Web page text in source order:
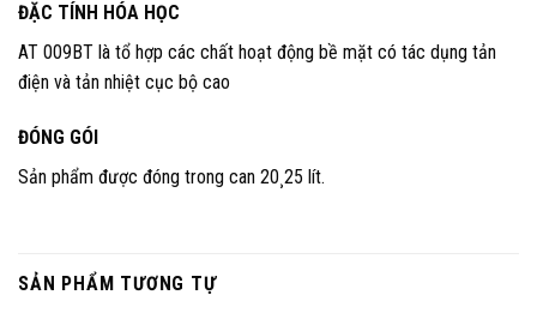
ĐẶC TÍNH HÓA HỌC
AT 009BT là tổ hợp các chất hoạt động bề mặt có tác dụng tản
điện và tản nhiệt cục bộ cao
ĐÓNG GÓI
Sản phẩm được đóng trong can 20¸25 lít.
SẢN PHẨM TƯƠNG TỰ